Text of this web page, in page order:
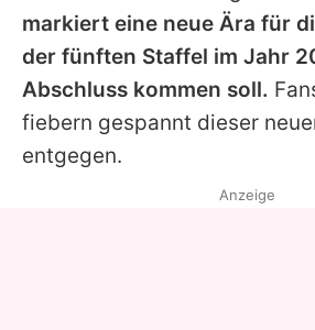
markiert eine neue Ära für
der fünften Staffel im Jahr
Abschluss kommen soll.
fiebern gespannt dieser
entgegen.
Anzeige